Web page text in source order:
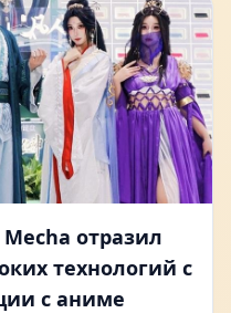
отразил
технологий с
с аниме